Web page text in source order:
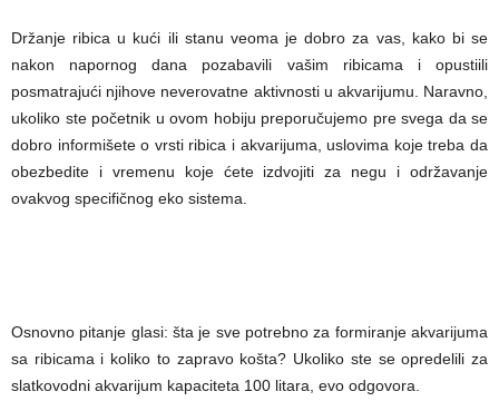
Držanje ribica u kući ili stanu veoma je dobro za vas, kako bi se
nakon napornog dana pozabavili vašim ribicama i opustiili
posmatrajući njihove neverovatne aktivnosti u akvarijumu. Naravno,
ukoliko ste početnik u ovom hobiju preporučujemo pre svega da se
dobro informišete o vrsti ribica i akvarijuma, uslovima koje treba da
obezbedite i vremenu koje ćete izdvojiti za negu i održavanje
ovakvog specifičnog eko sistema.
Osnovno pitanje glasi: šta je sve potrebno za formiranje akvarijuma
sa ribicama i koliko to zapravo košta? Ukoliko ste se opredelili za
slatkovodni akvarijum kapaciteta 100 litara, evo odgovora.